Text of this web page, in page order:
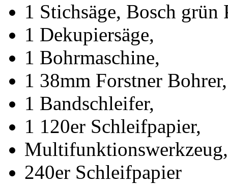
1 Stichsäge, Bosch grün
1 Dekupiersäge,
1 Bohrmaschine,
1 38mm Forstner Bohrer,
1 Bandschleifer,
1 120er Schleifpapier,
Multifunktionswerkzeug,
240er Schleifpapier